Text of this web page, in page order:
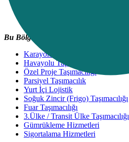
Bu Bölgede Verdiğimiz Hizmetler;
Karayolu Taşımacılığı
Havayolu Taşımacılığı
Özel Proje Taşımacılığı
Parsiyel Taşımacılık
Yurt İçi Lojistik
Soğuk Zincir (Frigo) Taşımacılığı
Fuar Taşımacılığı
3.Ülke / Transit Ülke Taşımacılığı
Gümrükleme Hizmetleri
Sigortalama Hizmetleri